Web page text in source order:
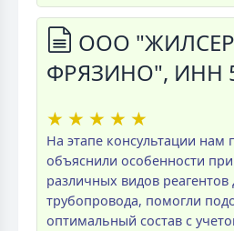
ООО
ФРЯЗИНО", ИНН
★ ★ ★ ★ ★
На этапе консультации нам
объяснили особенности
различных видов
трубопровода, помогли
оптимальный состав с